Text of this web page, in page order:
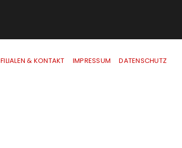
FILIALEN & KONTAKT IMPRESSUM |DATENSCHUTZ